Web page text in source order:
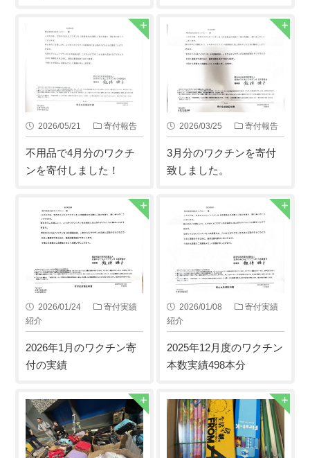
2026/05/21 寄付報告
不用品で4月分のワクチ
ンを寄付しました！
2026/03/25 寄付報告
3月分のワクチンを寄付
致しました。
2026/01/24
寄付実績
紹介
2026年1月のワクチン寄
付の実績
2026/01/08
寄付実績
紹介
2025年12月度のワクチン
本数実績498本分